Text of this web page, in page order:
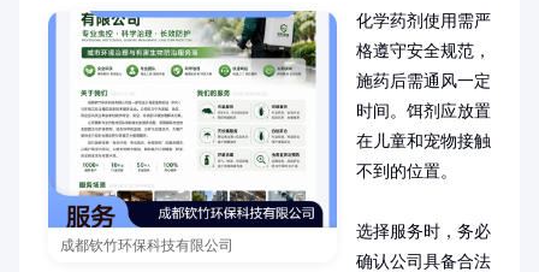
成都钦竹环保科技有限公司
化学药剂使用需严
格遵守安全规范，
施药后需通风一定
时间。饵剂应放置
在儿童和宠物接触
不到的位置。
选择服务时，务必
确认公司具备合法